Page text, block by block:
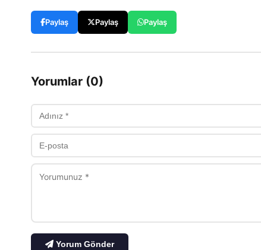
Paylaş Paylaş Paylaş
Yorumlar (0)
Yorum Gönder